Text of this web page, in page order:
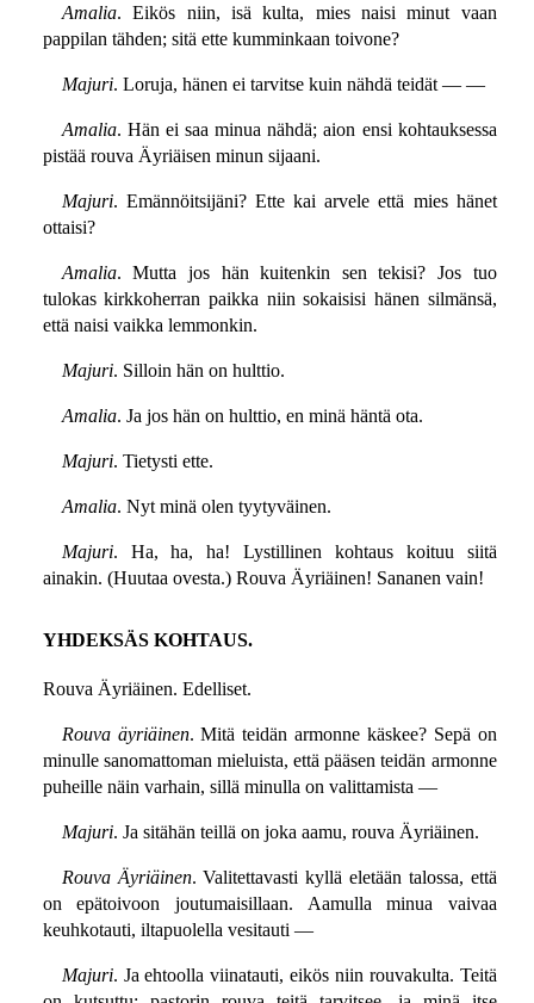
Amalia. Eikös niin, isä kulta, mies naisi minut vaan
pappilan tähden; sitä ette kumminkaan toivone?
Majuri. Loruja, hänen ei tarvitse kuin nähdä teidät — —
Amalia. Hän ei saa minua nähdä; aion ensi kohtauksessa
pistää rouva Äyriäisen minun sijaani.
Majuri. Emännöitsijäni? Ette kai arvele että mies hänet
ottaisi?
Amalia. Mutta jos hän kuitenkin sen tekisi? Jos tuo
tulokas kirkkoherran paikka niin sokaisisi hänen silmänsä,
että naisi vaikka lemmonkin.
Majuri. Silloin hän on hulttio.
Amalia. Ja jos hän on hulttio, en minä häntä ota.
Majuri. Tietysti ette.
Amalia. Nyt minä olen tyytyväinen.
Majuri. Ha, ha, ha! Lystillinen kohtaus koituu siitä
ainakin. (Huutaa ovesta.) Rouva Äyriäinen! Sananen vain!
YHDEKSÄS KOHTAUS.
Rouva Äyriäinen. Edelliset.
Rouva äyriäinen. Mitä teidän armonne käskee? Sepä on
minulle sanomattoman mieluista, että pääsen teidän armonne
puheille näin varhain, sillä minulla on valittamista —
Majuri. Ja sitähän teillä on joka aamu, rouva Äyriäinen.
Rouva Äyriäinen. Valitettavasti kyllä eletään talossa, että
on epätoivoon joutumaisillaan. Aamulla minua vaivaa
keuhkotauti, iltapuolella vesitauti —
Majuri. Ja ehtoolla viinatauti, eikös niin rouvakulta. Teitä